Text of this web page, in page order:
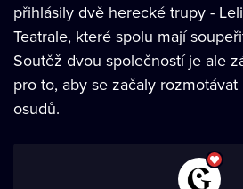
přihlásily dvě herecké trupy -
Teatrale, které spolu mají
Soutěž dvou společností je ale
pro to, aby se začaly
osudů.